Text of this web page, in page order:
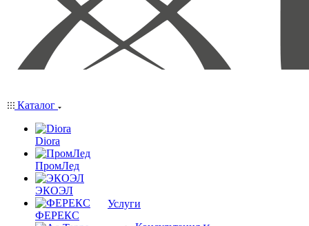
Каталог
Diora
ПромЛед
ЭКОЭЛ
ФЕРЕКС
Услуги